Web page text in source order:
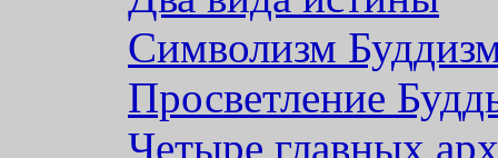
Символизм
Просветление
Четыре главных